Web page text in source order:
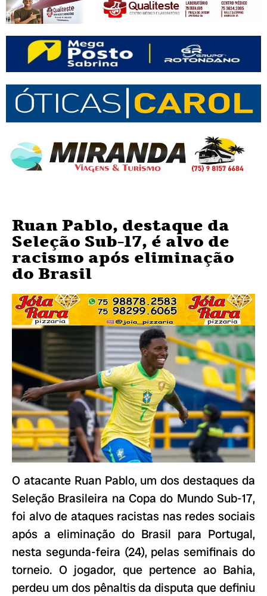
Ruan Pablo, destaque da
Seleção Sub-17, é alvo de
racismo após eliminação
do Brasil
O atacante Ruan Pablo, um dos destaques da
Seleção Brasileira na Copa do Mundo Sub-17,
foi alvo de ataques racistas nas redes sociais
após a eliminação do Brasil para Portugal,
nesta segunda-feira (24), pelas semifinais do
torneio. O jogador, que pertence ao Bahia,
perdeu um dos pênaltis da disputa que definiu